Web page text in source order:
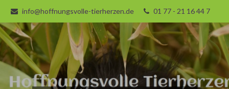
info@hoffnungsvolle-tierherzen.de 01 77 - 21 16 44 7